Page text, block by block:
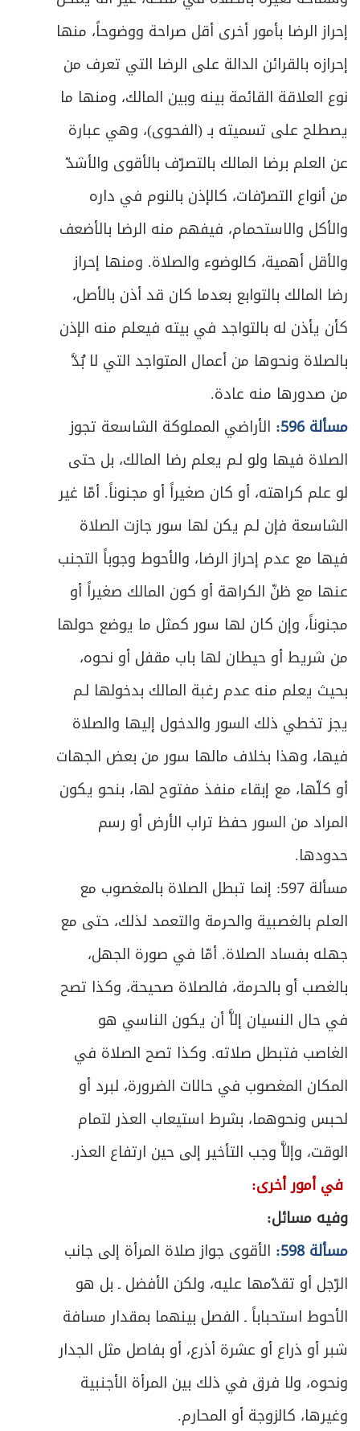
إحراز الرضا بأمور أخرى أقل صراحة ووضوحاً، منها
إحرازه بالقرائن الدالة على الرضا التي تعرف من
نوع العلاقة القائمة بينه وبين المالك، ومنها ما
يصطلح على تسميته بـ (الفحوى)، وهي عبارة
عن العلم برضا المالك بالتصرّف بالأقوى والأشدّ
من أنواع التصرّفات، كالإذن بالنوم في داره
والأكل والاستحمام، فيفهم منه الرضا بالأضعف
والأقل أهمية، كالوضوء والصلاة. ومنها إحراز
رضا المالك بالتوابع بعدما كان قد أذن بالأصل،
كأن يأذن له بالتواجد في بيته فيعلم منه الإذن
بالصلاة ونحوها من أعمال المتواجد التي لا بُدَّ
من صدورها منه عادة.
مسألة 596:
الأراضي المملوكة الشاسعة تجوز
الصلاة فيها ولو لـم يعلم رضا المالك، بل حتى
لو علم كراهته، أو كان صغيراً أو مجنوناً. أمّا غير
الشاسعة فإن لـم يكن لها سور جازت الصلاة
فيها مع عدم إحراز الرضا، والأحوط وجوباً التجنب
عنها مع ظنّ الكراهة أو كون المالك صغيراً أو
مجنوناً، وإن كان لها سور كمثل ما يوضع حولها
من شريط أو حيطان لها باب مقفل أو نحوه،
بحيث يعلم منه عدم رغبة المالك بدخولها لـم
يجز تخطي ذلك السور والدخول إليها والصلاة
فيها، وهذا بخلاف مالها سور من بعض الجهات
أو كلّها، مع إبقاء منفذ مفتوح لها، بنحو يكون
المراد من السور حفظ تراب الأرض أو رسم
حدودها.
مسألة 597: إنما تبطل الصلاة بالمغصوب مع
العلم بالغصبية والحرمة والتعمد لذلك، حتى مع
جهله بفساد الصلاة. أمّا في صورة الجهل،
بالغصب أو بالحرمة، فالصلاة صحيحة، وكذا تصح
في حال النسيان إلاَّ أن يكون الناسي هو
الغاصب فتبطل صلاته. وكذا تصح الصلاة في
المكان المغصوب في حالات الضرورة، لبرد أو
لحبس ونحوهما، بشرط استيعاب العذر لتمام
الوقت، وإلاَّ وجب التأخير إلى حين ارتفاع العذر.
في أمور أخرى:
وفيه مسائل:
مسألة 598:
الأقوى جواز صلاة المرأة إلى جانب
الرّجل أو تقدّمها عليه، ولكن الأفضل ـ بل هو
الأحوط استحباباً ـ الفصل بينهما بمقدار مسافة
شبر أو ذراع أو عشرة أذرع، أو بفاصل مثل الجدار
ونحوه، ولا فرق في ذلك بين المرأة الأجنبية
وغيرها، كالزوجة أو المحارم.
ص
483 الباب الرابع: في الزكاة
ص485
487 تمهيد في الشروط العامة للزكاة
ص489 المبحث الأول ـ في زكاة الأنعام
496 المبحث الثاني ـ في زكاة الغلات
ص
500 المبحث الثالث ـ في زكاة النقدين
ص
505 الفصل الثاني في مستحق الزكاة
507 المبحث الأول ـ في أصناف المستحقين
ص
510 المبحث الثاني ـ في أوصاف المستحقين
ص
513 المبحث الثالث ـ في أحكام دفع الزكاة
518 خاتمة ـ في زكاة الفطرة
ص
525 الباب الخامس - في الخمس
526 شروط الخُمس
529 الفصل الأول - في ما يجب فيه الخمس
ص532 المبحث الأول ـ في خمس الغنائم ونحوها
543 المبحث الثاني ـ في فاضل المؤنة
ص
544 الأول - الأرباح
ص
547 الثاني - المؤنة المستثناة
557 الثالث ـ فائدة اتخاذ رأس السنة وكيفيته
ص
559 الرابع- خمس مال التجارة
ص
571 الخامس - كيفية تقدير الخمس
577 الفصل الثاني: في أحكام دفع الخمس
ص
579 المبحث الأول ـ في أوصاف المستحق
582 المبحث الثاني ـ في أحكام الدفع للمستحق
ص586 المبحث الثالث ـ في أحكام تلف الخمس
591
الباب السادس - في الأمر بالمعروف والنهي عن
المنكر
ص
593 المبحث الأول ـ في من يجب عليه الأمر والنهي
596 المبحث الثاني ـ في من يجب أمره ونهيه
ص
598 المبحث الثالث ـ في مراتب الأمر والنهي
ص601 المبحث الرابع ـ في أحكام الأمر والنهي
611 الباب السابع- في أحكام الدفاع